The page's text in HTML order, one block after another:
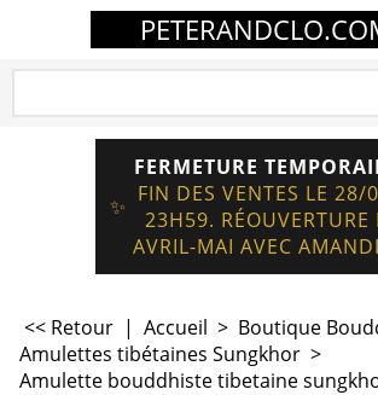
✨
FERMETURE
FIN DES VENTES LE 28/
23H59. RÉOUVERTURE
AVRIL-MAI AVEC
<< Retour | Accueil > Boutique
Amulettes tibétaines Sungkhor >
Amulette bouddhiste tibetaine